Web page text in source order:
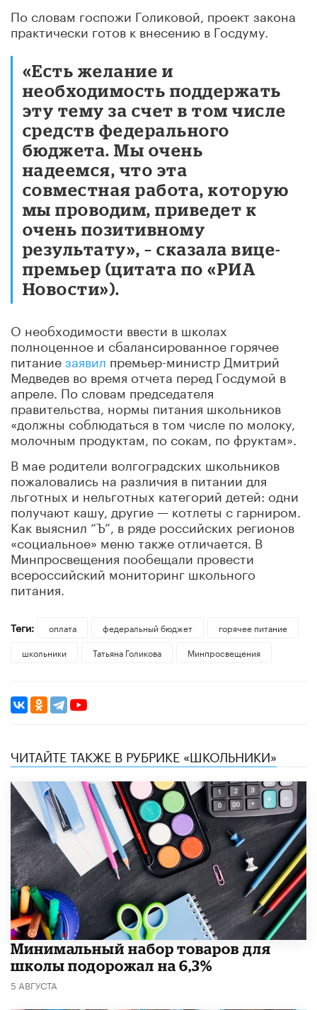
По словам госпожи Голиковой, проект закона
практически готов к внесению в Госдуму.
«Есть желание и
необходимость поддержать
эту тему за счет в том числе
средств федерального
бюджета. Мы очень
надеемся, что эта
совместная работа, которую
мы проводим, приведет к
очень позитивному
результату», – сказала вице-
премьер (цитата по «РИА
Новости»).
О необходимости ввести в школах
полноценное и сбалансированное горячее
питаниезаявил премьер-министр Дмитрий
Медведев во время отчета перед Госдумой в
апреле. По словам председателя
правительства, нормы питания школьников
«должны соблюдаться в том числе по молоку,
молочным продуктам, по сокам, по фруктам».
В мае родители волгоградских школьников
пожаловались на различия в питании для
льготных и нельготных категорий детей: одни
получают кашу, другие — котлеты с гарниром.
Как выяснил “Ъ”, в ряде российских регионов
«социальное» меню также отличается. В
Минпросвещения пообещали провести
всероссийский мониторинг школьного
питания.
Теги: оплата федеральный бюджет
горячее питание
школьники
​Татьяна Голикова Минпросвещения
ЧИТАЙТЕ ТАКЖЕ В РУБРИКЕ «ШКОЛЬНИКИ»
Минимальный набор товаров для
школы подорожал на 6,3%
5 АВГУСТА